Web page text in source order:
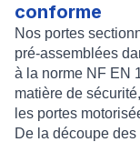
conforme
Nos portes
pré-assemblées
à la norme NF EN
matière de
les portes
De la découpe